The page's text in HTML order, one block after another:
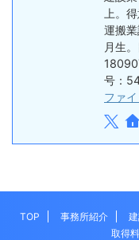
上。
運搬
月生
号：
ファイ
TOP 事務所紹介
取得